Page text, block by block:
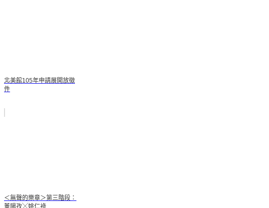
北美館105年申請展開放徵
件
＜無聲的樂章＞第三階段：